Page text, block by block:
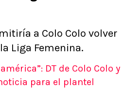
a Colo Colo volver
Liga Femenina.
DT de Colo Colo y
para el plantel